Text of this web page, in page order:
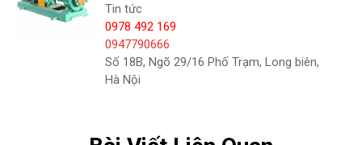
Tin tức
0978 492 169
0947790666
Số 18B, Ngõ 29/16 Phố Trạm, Long biên,
Hà Nội